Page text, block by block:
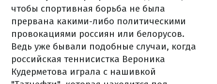
чтобы спортивная борьба не была
прервана какими-либо политическими
провокациями россиян или белорусов.
Ведь уже бывали подобные случаи, когда
российская теннисистка Вероника
Кудерметова играла с нашивкой